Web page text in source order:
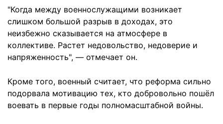
"Когда между военнослужащими возникает
слишком большой разрыв в доходах, это
неизбежно сказывается на атмосфере в
коллективе. Растет недовольство, недоверие и
напряженность", — отмечает он.
Кроме того, военный считает, что реформа сильно
подорвала мотивацию тех, кто добровольно пошёл
воевать в первые годы полномасштабной войны.